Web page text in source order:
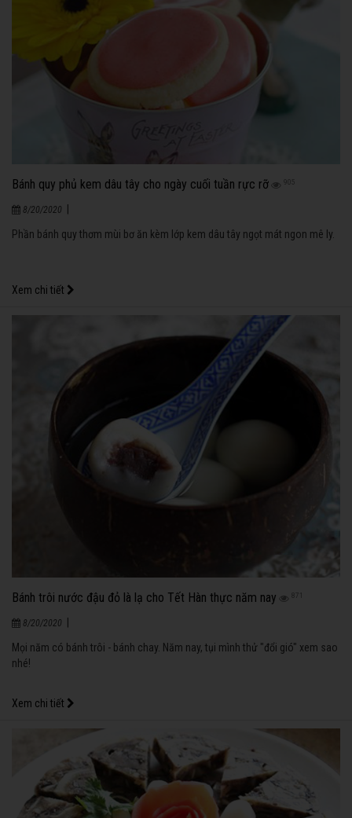
Bánh quy phủ kem dâu tây cho ngày cuối tuần rực rỡ 905
8/20/2020
Phần bánh quy thơm mùi bơ ăn kèm lớp kem dâu tây ngọt mát ngon mê ly.
Xem chi tiết
Bánh trôi nước đậu đỏ là lạ cho Tết Hàn thực năm nay 871
8/20/2020
Mọi năm có bánh trôi - bánh chay. Năm nay, tụi mình thử "đổi gió" xem sao
nhé!
Xem chi tiết